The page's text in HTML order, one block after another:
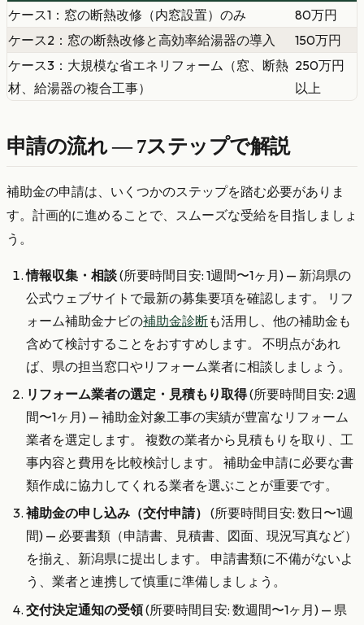
ケース1：窓の断熱改修（内窓設置）のみ
80万円
ケース2：窓の断熱改修と高効率給湯器の導入
150万円
ケース3：大規模な省エネリフォーム（窓、断熱
材、給湯器の複合工事）
250万円
以上
申請の流れ — 7ステップで解説
補助金の申請は、いくつかのステップを踏む必要がありま
す。計画的に進めることで、スムーズな受給を目指しましょ
う。
情報収集・相談(所要時間目安: 1週間〜1ヶ月) — 新潟県の
公式ウェブサイトで最新の募集要項を確認します。 リフ
ォーム補助金ナビの補助金診断も活用し、他の補助金も
含めて検討することをおすすめします。 不明点があれ
ば、県の担当窓口やリフォーム業者に相談しましょう。
リフォーム業者の選定・見積もり取得(所要時間目安: 2週
間〜1ヶ月) — 補助金対象工事の実績が豊富なリフォーム
業者を選定します。 複数の業者から見積もりを取り、工
事内容と費用を比較検討します。 補助金申請に必要な書
類作成に協力してくれる業者を選ぶことが重要です。
補助金の申し込み（交付申請） (所要時間目安: 数日〜1週
間) — 必要書類（申請書、見積書、図面、現況写真など）
を揃え、新潟県に提出します。 申請書類に不備がないよ
う、業者と連携して慎重に準備しましょう。
交付決定通知の受領(所要時間目安: 数週間〜1ヶ月) — 県